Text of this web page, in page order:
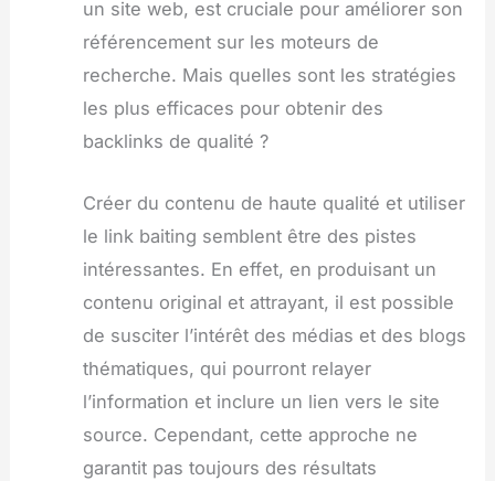
un site web, est cruciale pour améliorer son
référencement sur les moteurs de
recherche. Mais quelles sont les stratégies
les plus efficaces pour obtenir des
backlinks de qualité ?
Créer du contenu de haute qualité et utiliser
le link baiting semblent être des pistes
intéressantes. En effet, en produisant un
contenu original et attrayant, il est possible
de susciter l’intérêt des médias et des blogs
thématiques, qui pourront relayer
l’information et inclure un lien vers le site
source. Cependant, cette approche ne
garantit pas toujours des résultats